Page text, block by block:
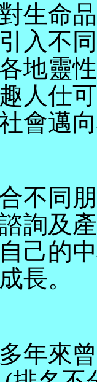
生命
入不
地靈
人仕
會邁
不同
詢及
己的
長。
年來